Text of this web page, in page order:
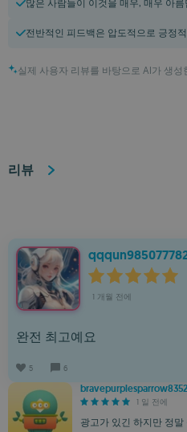
많은 사람들이 이것을 매우, 매우 아
전반적인 피드백은 압도적으로 긍정
실제 사용자 리뷰를 바탕으로 AI가 생성
리뷰
1 개월 전에
완전 최고예요
5 6
1 일 전에
광고가 있긴 하지만 정말